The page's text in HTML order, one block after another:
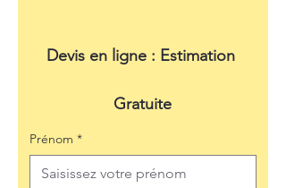
Devis en ligne : Estimation
Gratuite
Prénom *